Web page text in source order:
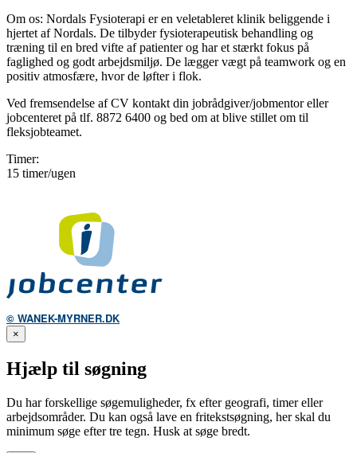
Om os: Nordals Fysioterapi er en veletableret klinik beliggende i
hjertet af Nordals. De tilbyder fysioterapeutisk behandling og
træning til en bred vifte af patienter og har et stærkt fokus på
faglighed og godt arbejdsmiljø. De lægger vægt på teamwork og en
positiv atmosfære, hvor de løfter i flok.
Ved fremsendelse af CV kontakt din jobrådgiver/jobmentor eller
jobcenteret på tlf. 8872 6400 og bed om at blive stillet om til
fleksjobteamet.
Timer:
15 timer/ugen
© WANEK-MYRNER.DK
×
Hjælp til søgning
Du har forskellige søgemuligheder, fx efter geografi, timer eller
arbejdsområder. Du kan også lave en fritekstsøgning, her skal du
minimum søge efter tre tegn. Husk at søge bredt.